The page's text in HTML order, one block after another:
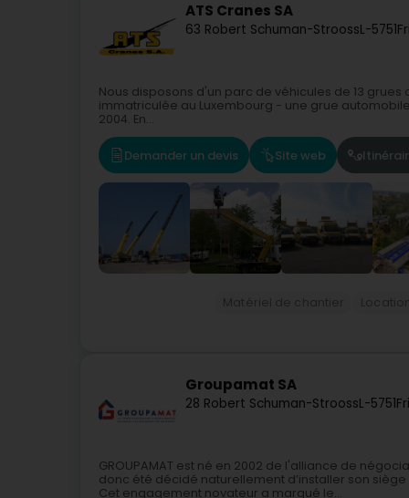
ATS Cranes SA
63 Robert Schuman-StroossL-5751
Nous disposons d'un parc de véhicules de 13
immatriculée au Luxembourg - une grue
2004. En...
Demander un devis Site web
Groupamat SA
28 Robert Schuman-StroossL-5751
GROUPAMAT est né en 2002 de l'alliance de
donc été décidé naturellement d’installer son
Cet engagement novateur a marqué le...